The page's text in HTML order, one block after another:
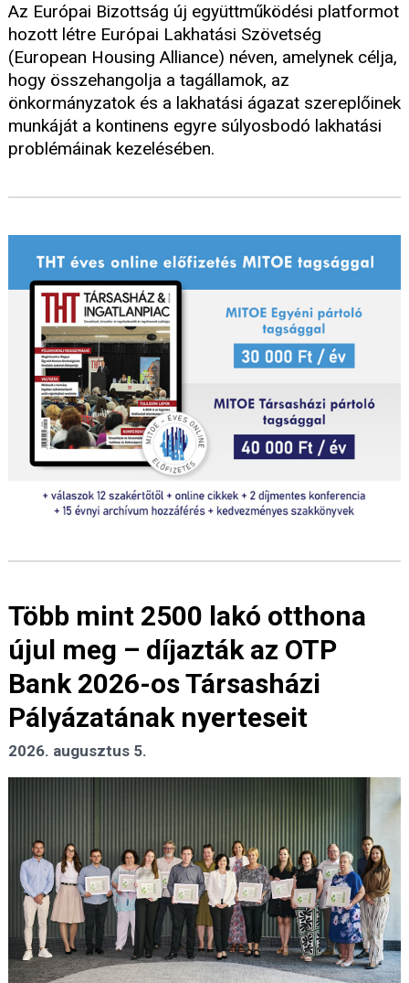
Az Európai Bizottság új együttműködési platformot
hozott létre Európai Lakhatási Szövetség
(European Housing Alliance) néven, amelynek célja,
hogy összehangolja a tagállamok, az
önkormányzatok és a lakhatási ágazat szereplőinek
munkáját a kontinens egyre súlyosbodó lakhatási
problémáinak kezelésében.
Több mint 2500 lakó otthona
újul meg – díjazták az OTP
Bank 2026-os Társasházi
Pályázatának nyerteseit
2026. augusztus 5.